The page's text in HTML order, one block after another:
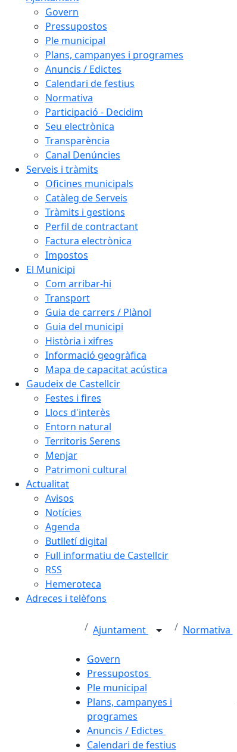
Govern
Pressupostos
Ple municipal
Plans, campanyes i programes
Anuncis / Edictes
Calendari de festius
Normativa
Participació - Decidim
Seu electrònica
Transparència
Canal Denúncies
Serveis i tràmits
Oficines municipals
Catàleg de Serveis
Tràmits i gestions
Perfil de contractant
Factura electrònica
Impostos
El Municipi
Com arribar-hi
Transport
Guia de carrers / Plànol
Guia del municipi
Història i xifres
Informació geogràfica
Mapa de capacitat acústica
Gaudeix de Castellcir
Festes i fires
Llocs d'interès
Entorn natural
Territoris Serens
Menjar
Patrimoni cultural
Actualitat
Avisos
Notícies
Agenda
Butlletí digital
Full informatiu de Castellcir
RSS
Hemeroteca
Adreces i telèfons
Ajuntament Normativa
Govern
Pressupostos
Ple municipal
Plans, campanyes i
programes
Anuncis / Edictes
Calendari de festius